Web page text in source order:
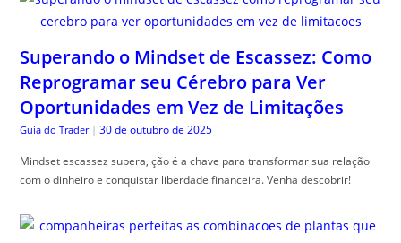
Superando o Mindset de Escassez: Como
Reprogramar seu Cérebro para Ver
Oportunidades em Vez de Limitações
Guia do Trader | 30 de outubro de 2025
Mindset escassez supera, ção é a chave para transformar sua relação
com o dinheiro e conquistar liberdade financeira. Venha descobrir!